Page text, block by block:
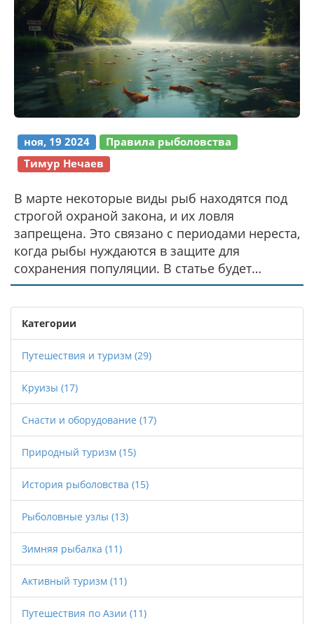
ноя, 19 2024
Правила рыболовства
Тимур Нечаев
В марте некоторые виды рыб находятся под
строгой охраной закона, и их ловля
запрещена. Это связано с периодами нереста,
когда рыбы нуждаются в защите для
сохранения популяции. В статье будет
рассмотрено, какие виды нельзя ловить в
этот период, какие законы это регулируют и
почему необходимо следовать этим
правилам. Читателям будут предложены
советы по безопасному и законному
рыболовству в это время года.
Категории
Путешествия и туризм (29)
Круизы (17)
Снасти и оборудование (17)
Природный туризм (15)
История рыболовства (15)
Рыболовные узлы (13)
Зимняя рыбалка (11)
Активный туризм (11)
Путешествия по Азии (11)